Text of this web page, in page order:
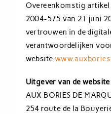
Overeenkomstig artikel
2004-575 van 21 juni
vertrouwen in de
verantwoordelijken
website
Uitgever van de website
AUX BORIES DE
254 route de la